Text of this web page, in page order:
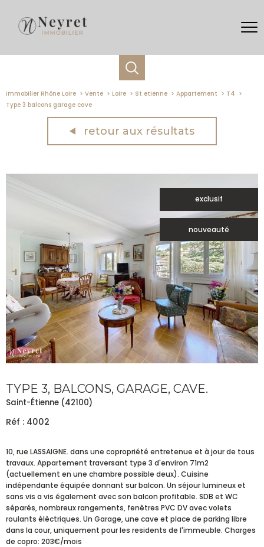
Immobilier Rhône Loire Vente Loire St etienne Appartement
T4
Type 3 balcons garage cave
retour aux résultats
exclusif
nouveauté
TYPE 3, BALCONS, GARAGE, CAVE.
Saint-Étienne (42100)
Réf : 4002
10, rue LASSAIGNE. dans une copropriété entretenue et à jour de tous
travaux. Appartement traversant type 3 d'environ 71m2
(actuellement en une chambre possible deux). Cuisine
indépendante équipée donnant sur balcon. Un séjour lumineux et
sans vis a vis également avec son balcon profitable. SDB et WC
séparés, nombreux rangements, fenêtres PVC DV avec volets
roulants élèctriques. Un Garage, une cave et place de parking libre
dans la cour, uniquement pour les residents de l'immeuble. Charges
de copro: 203€/mois